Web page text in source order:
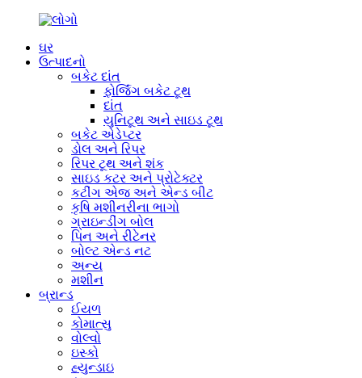
ઘર
ઉત્પાદનો
બકેટ દાંત
ફોર્જિંગ બકેટ ટૂથ
દાંત
યુનિટૂથ અને સાઇડ ટૂથ
બકેટ એડેપ્ટર
ડોલ અને રિપર
રિપર ટૂથ અને શંક
સાઇડ કટર અને પ્રોટેક્ટર
કટીંગ એજ અને એન્ડ બીટ
કૃષિ મશીનરીના ભાગો
ગ્રાઇન્ડીંગ બોલ
પિન અને રીટેનર
બોલ્ટ એન્ડ નટ
અન્ય
મશીન
બ્રાન્ડ
ઈયળ
કોમાત્સુ
વોલ્વો
ઇસ્કો
હ્યુન્ડાઇ